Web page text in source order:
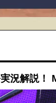
況解説！